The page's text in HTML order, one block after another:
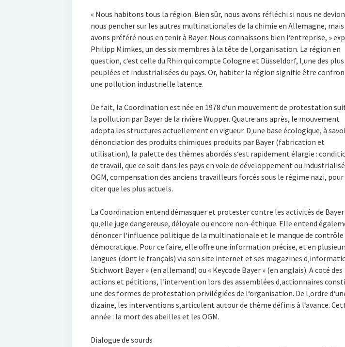
« Nous habitons tous la région. Bien sûr, nous avons réfléchi si nous ne
nous pencher sur les autres multinationales de la chimie en Allemagne, mais
avons préféré nous en tenir à Bayer. Nous connaissons bien l‘entreprise, »
Philipp Mimkes, un des six membres à la tête de l‚organisation. La région en
question, c‘est celle du Rhin qui compte Cologne et Düsseldorf, l‚une des plus
peuplées et industrialisées du pays. Or, habiter la région signifie être
une pollution industrielle latente.
De fait, la Coordination est née en 1978 d‘un mouvement de protestation
la pollution par Bayer de la rivière Wupper. Quatre ans après, le mouvement
adopta les structures actuellement en vigueur. D‚une base écologique, à
dénonciation des produits chimiques produits par Bayer (fabrication et
utilisation), la palette des thèmes abordés s‘est rapidement élargie :
de travail, que ce soit dans les pays en voie de développement ou
OGM, compensation des anciens travailleurs forcés sous le régime nazi, pour
citer que les plus actuels.
La Coordination entend démasquer et protester contre les activités de Bayer
qu‚elle juge dangereuse, déloyale ou encore non-éthique. Elle entend
dénoncer l‘influence politique de la multinationale et le manque de contrôle
démocratique. Pour ce faire, elle offre une information précise, et en
langues (dont le français) via son site internet et ses magazines
Stichwort Bayer » (en allemand) ou « Keycode Bayer » (en anglais). A coté des
actions et pétitions, l‘intervention lors des assemblées d‚actionnaires
une des formes de protestation privilégiées de l‘organisation. De l‚ordre
dizaine, les interventions s‚articulent autour de thème définis à l‘avance.
année : la mort des abeilles et les OGM.
Dialogue de sourds